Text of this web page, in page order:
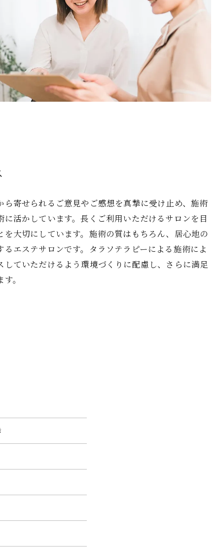
寄せられるご意見やご感想を真摯に受け止め、施術
活かしています。長くご利用いただけるサロンを目
大切にしています。施術の質はもちろん、居心地の
エステサロンです。タラソテラピーによる施術によ
ていただけるよう環境づくりに配慮し、さらに満足
。